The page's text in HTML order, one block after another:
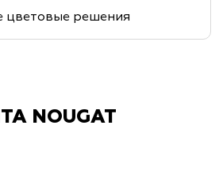
цветовые решения
NOUGAT